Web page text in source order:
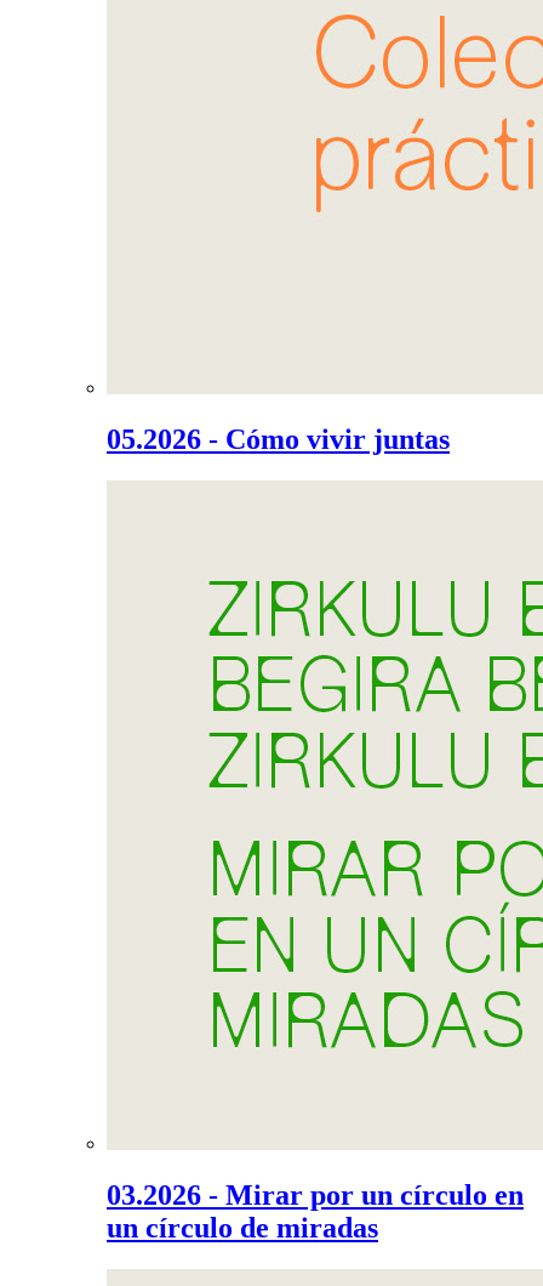
05.2026 - Cómo vivir juntas
03.2026 - Mirar por un círculo en
un círculo de miradas